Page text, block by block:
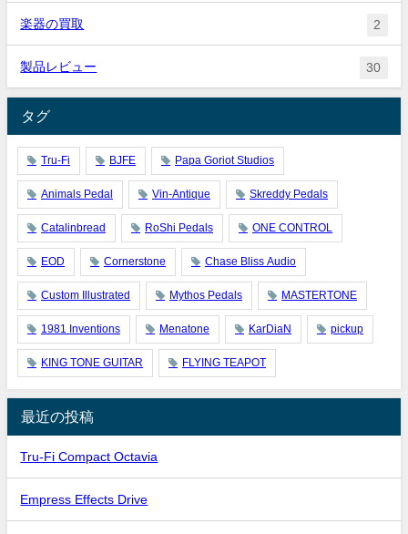
楽器の買取 2
製品レビュー 30
タグ
Tru-Fi BJFE Papa Goriot Studios
Animals Pedal Vin-Antique Skreddy Pedals
Catalinbread RoShi Pedals ONE CONTROL
EOD Cornerstone Chase Bliss Audio
Custom Illustrated Mythos Pedals MASTERTONE
1981 Inventions Menatone KarDiaN pickup
KING TONE GUITAR FLYING TEAPOT
最近の投稿
Tru-Fi Compact Octavia
Empress Effects Drive